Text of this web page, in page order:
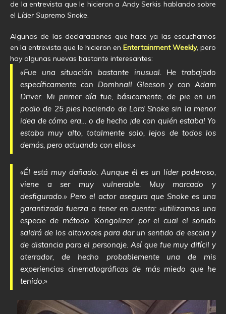
de la entrevista que le hicieron a Andy Serkis hablando sobre
el Líder Supremo Snoke.
Algunas de las declaraciones que hace ya las escuchamos
en la entrevista que le hicieron en Entertainment Weekly, pero
hay algunas nuevas bastante interesantes:
«Fue una situación bastante inusual. He trabajado
específicamente con Domhnall Gleeson y con Adam
Driver. Mi primer día fue, básicamente, de pie en un
podio de 25 pies haciendo de Lord Snoke sin la menor
idea de cómo era… o de hecho ¡de con quién estaba! Yo
estaba muy alto, totalmente solo, lejos de todos los
demás, pero actuando con ellos.»
«Él está muy dañado. Aunque él es un líder poderoso,
viene a ser muy vulnerable. Muy marcado y
desfigurado.» Pero el actor asegura que Snoke es una
garantizada fuerza a tener en cuenta: «utilizamos una
especie de método ‘Kongolizer’ por el cual el sonido
saldrá de los altavoces para dar un sentido de escala y
de distancia para el personaje. Así que fue muy difícil y
aterrador, de hecho probablemente una de mis
experiencias cinematográficas de más miedo que he
tenido.»